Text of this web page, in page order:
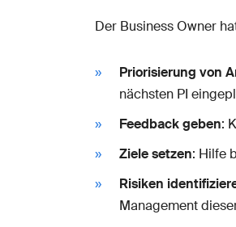
Der Business Owner
Priorisierung von
nächsten PI
Feedback geben:
Ziele setzen: Hilfe
Risiken
Management